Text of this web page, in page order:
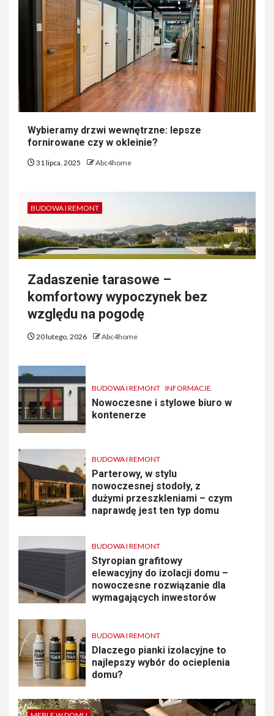
Wybieramy drzwi wewnętrzne: lepsze
fornirowane czy w okleinie?
31 lipca, 2025 Abc4home
BUDOWA I REMONT
Zadaszenie tarasowe –
komfortowy wypoczynek bez
względu na pogodę
20 lutego, 2026 Abc4home
BUDOWA I REMONT INFORMACJE
Nowoczesne i stylowe biuro w
kontenerze
BUDOWA I REMONT
Parterowy, w stylu
nowoczesnej stodoły, z
dużymi przeszkleniami – czym
naprawdę jest ten typ domu
BUDOWA I REMONT
Styropian grafitowy
elewacyjny do izolacji domu –
nowoczesne rozwiązanie dla
wymagających inwestorów
BUDOWA I REMONT
Dlaczego pianki izolacyjne to
najlepszy wybór do ocieplenia
domu?